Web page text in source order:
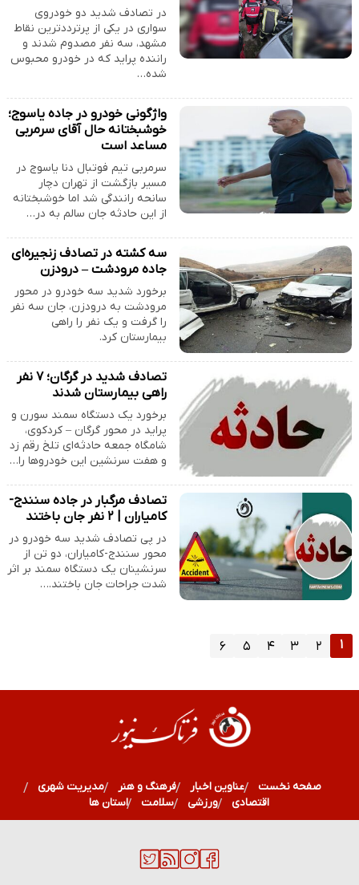
در تصادف شدید دو خودروی
سواری در یکی از پرترددترین نقاط
مشهد، سه نفر مصدوم شدند و
راننده پراید که در خودرو محبوس
شده…
واژگونی خودرو در جاده یاسوج؛
خوشبختانه حال آقای سرمربی
مساعد است
سرمربی تیم فوتبال دنا یاسوج در
مسیر بازگشت از تهران دچار
سانحه رانندگی شد اما خوشبختانه
از این حادثه جان سالم به در…
سه کشته در تصادف زنجیره‌ای
جاده مرودشت – درودزن
برخورد شدید سه خودرو در محور
مرودشت به درودزن، جان سه نفر
را گرفت و یک نفر را راهی
بیمارستان کرد.
تصادف شدید در گرگان؛ ۷ نفر
راهی بیمارستان شدند
برخورد یک دستگاه سمند سورن و
پراید در محور گرگان – کردکوی،
شامگاه جمعه حادثه‌ای تلخ رقم زد
و هفت سرنشین این خودروها را…
تصادف مرگبار در جاده سنندج-
کامیاران | ۲ نفر جان باختند
در پی تصادف شدید سه خودرو در
محور سنندج-کامیاران، دو تن از
سرنشینان یک دستگاه سمند بر اثر
شدت جراحات جان باختند.…
۱ ۲ ۳ ۴ ۵ ۶
صفحه نخست عناوین اخبار فرهنگ و هنر
مدیریت شهری
اقتصادی
ورزشی سلامت استان ها